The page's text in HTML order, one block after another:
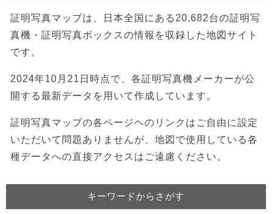
証明写真マップは、日本全国にある20,682台の証明写
真機・証明写真ボックスの情報を収録した地図サイト
です。
2024年10月21日時点で、各証明写真機メーカーが公
開する最新データを用いて作成しています。
証明写真マップの各ページヘのリンクはご自由に設定
いただいて問題ありませんが、地図で使用している各
種データへの直接アクセスはご遠慮ください。
キーワードからさがす